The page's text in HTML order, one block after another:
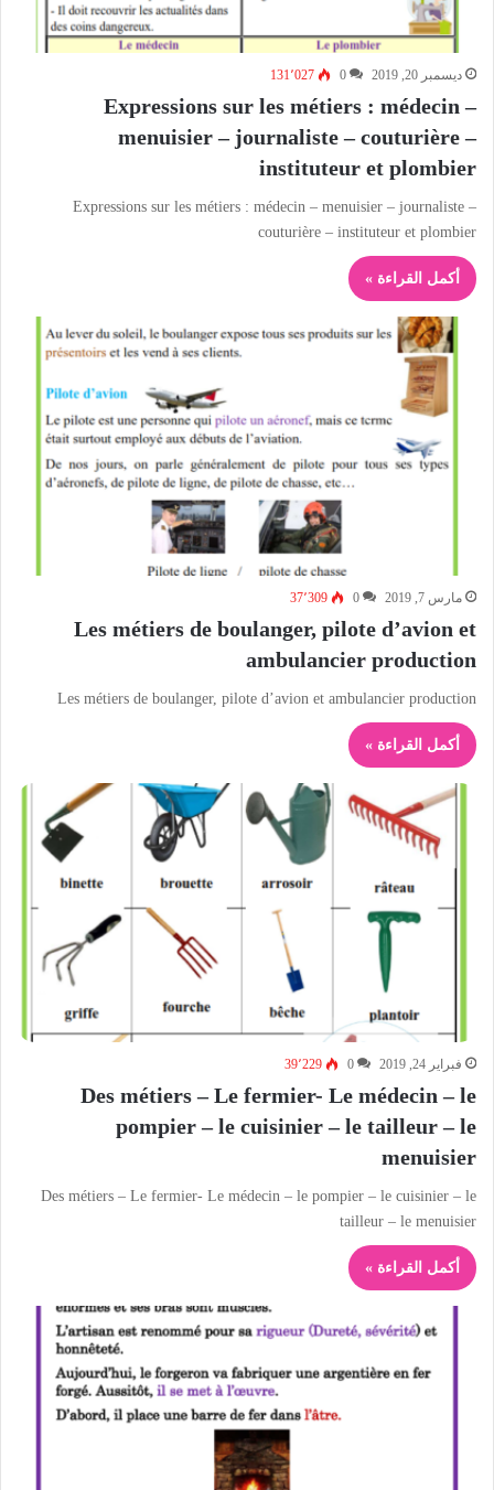
ديسمبر 20, 2019 0 131٬027
Expressions sur les métiers : médecin –
menuisier – journaliste – couturière –
instituteur et plombier
Expressions sur les métiers : médecin – menuisier – journaliste –
couturière – instituteur et plombier
أكمل القراءة »
مارس 7, 2019 0 37٬309
Les métiers de boulanger, pilote d’avion et
ambulancier production
Les métiers de boulanger, pilote d’avion et ambulancier production
أكمل القراءة »
فبراير 24, 2019 0 39٬229
Des métiers – Le fermier- Le médecin – le
pompier – le cuisinier – le tailleur – le
menuisier
Des métiers – Le fermier- Le médecin – le pompier – le cuisinier – le
tailleur – le menuisier
أكمل القراءة »